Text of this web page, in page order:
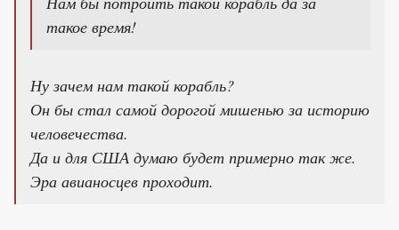
такое время!
Ну зачем нам такой корабль?
Он бы стал самой дорогой мишенью за историю
человечества.
Да и для США думаю будет примерно так же.
Эра авианосцев проходит.